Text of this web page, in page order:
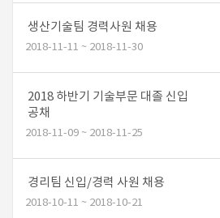
생산기술팀 경력사원 채용
2018-11-11 ~ 2018-11-30
2018 하반기 기술부문 대졸 신입
공채
2018-11-09 ~ 2018-11-25
경리팀 신입/경력 사원 채용
2018-10-11 ~ 2018-10-21